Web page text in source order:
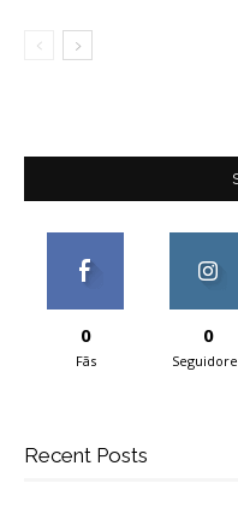
0
Fãs
0
Recent Posts